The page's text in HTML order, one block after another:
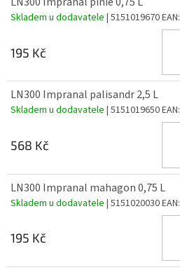
Skladem u dodavatele | 5151019670EAN:
195 Kč
LN300 Impranal palisandr 2,5 L
Skladem u dodavatele | 5151019650EAN:
568 Kč
LN300 Impranal mahagon 0,75 L
Skladem u dodavatele | 5151020030EAN:
195 Kč